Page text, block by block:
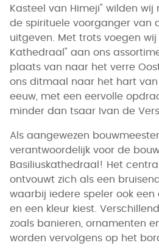
Kasteel van Himeji" wilden wij
de spirituele voorganger van
uitgeven. Met trots voegen wij
Kathedraal" aan ons
plaats van naar het verre
ons ditmaal naar het hart van
eeuw, met een eervolle
minder dan tsaar Ivan de
Als aangewezen
verantwoordelijk voor de
Basiliuskathedraal! Het
ontvouwt zich als een
waarbij iedere speler ook
en een kleur kiest.
zoals banieren, ornamenten
worden vervolgens op het